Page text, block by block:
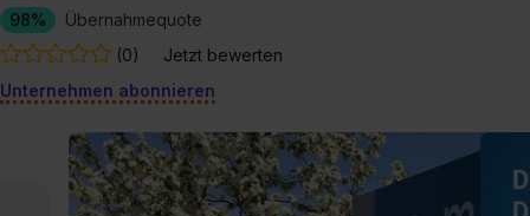
98%
Übernahmequote
(0)
Jetzt bewerten
Unternehmen abonnieren